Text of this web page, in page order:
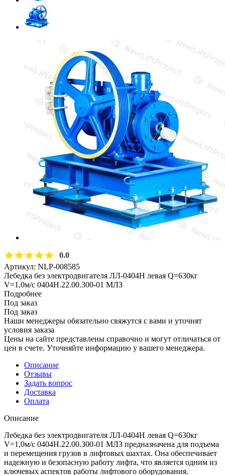
0.0
Артикул: NLP-008585
Лебедка без электродвигателя ЛЛ-0404Н левая Q=630кг
V=1,0м/с 0404Н.22.00.300-01 МЛЗ
Подробнее
Под заказ
Под заказ
Наши менеджеры обязательно свяжутся с вами и уточнят
условия заказа
Цены на сайте представлены справочно и могут отличаться от
цен в счете. Уточняйте информацию у вашего менеджера.
Описание
Отзывы
Задать вопрос
Доставка
Оплата
Описание
Лебедка без электродвигателя ЛЛ-0404Н левая Q=630кг
V=1,0м/с 0404Н.22.00.300-01 МЛЗ предназначена для подъема
и перемещения грузов в лифтовых шахтах. Она обеспечивает
надежную и безопасную работу лифта, что является одним из
ключевых аспектов работы лифтового оборудования.